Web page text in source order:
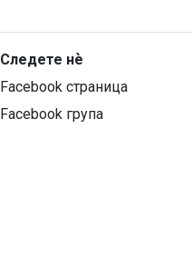
Следете нѐ
Facebook страница
Facebook група